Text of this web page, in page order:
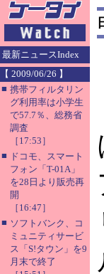
最新ニュースIndex
【 2009/06/26 】
■ 携帯フィルタリン
グ利用率は小学生
で57.7％、総務省
調査
［17:53］
■ ドコモ、スマート
フォン「T-01A」
を28日より販売再
開
［16:47］
■ ソフトバンク、コ
ミュニティサービ
ス「S!タウン」を9
月末で終了